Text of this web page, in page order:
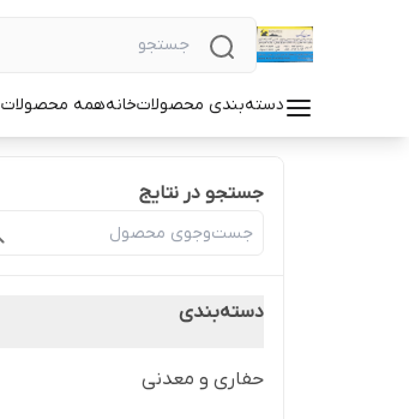
دسته‌بندی محصولاتخانههمه محصولات
جستجو در نتایج
دسته‌بندی
حفاری و معدنی